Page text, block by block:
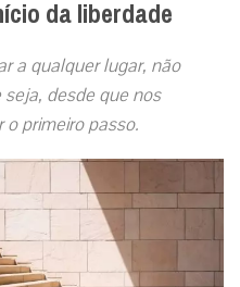
da liberdade
a qualquer lugar, não
desde que nos
primeiro passo.